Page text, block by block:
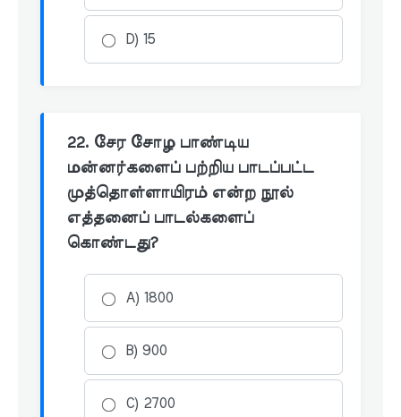
D) 15
22. சேர சோழ பாண்டிய
மன்னர்களைப் பற்றிய பாடப்பட்ட
முத்தொள்ளாயிரம் என்ற நூல்
எத்தனைப் பாடல்களைப்
கொண்டது?
A) 1800
B) 900
C) 2700